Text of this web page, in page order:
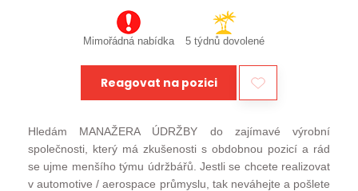
Mimořádná nabídka 5 týdnů dovolené
Reagovat na pozici
Hledám MANAŽERA ÚDRŽBY do zajímavé výrobní
společnosti, který má zkušenosti s obdobnou pozicí a rád
se ujme menšího týmu údržbářů. Jestli se chcete realizovat
v automotive / aerospace průmyslu, tak neváhejte a pošlete